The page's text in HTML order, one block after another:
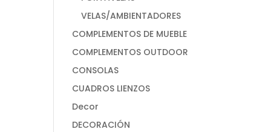
VELAS/AMBIENTADORES
COMPLEMENTOS DE MUEBLE
COMPLEMENTOS OUTDOOR
CONSOLAS
CUADROS LIENZOS
Decor
DECORACIÓN